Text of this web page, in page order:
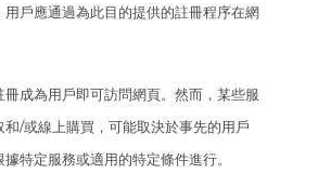
戶應通過為此目的提供的註冊程序在網
成為用戶即可訪問網頁。然而，某些服
/或線上購買，可能取決於事先的用戶
特定服務或適用的特定條件進行。